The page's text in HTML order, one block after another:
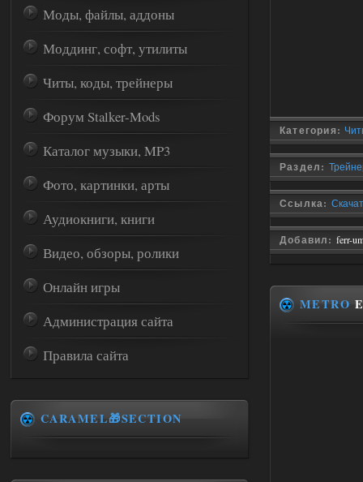
Категория:
Раздел:
Ссылка:
Добавил: ferr-
METRO
Моды, файлы, аддоны
Моддинг, софт, утилиты
Читы, коды, трейнеры
Форум Stalker-Mods
Каталог музыки, MP3
Фото, картинки, арты
Аудиокниги, книги
Видео, обзоры, ролики
Онлайн игры
Администрация сайта
Правила сайта
CARAMEL🎁SECTION